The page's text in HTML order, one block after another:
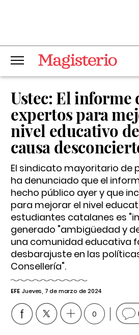
Ustec: El informe
expertos para
nivel educativo
causa
El sindicato mayoritario de
ha denunciado que el
hecho público ayer y que
para mejorar el nivel
estudiantes catalanes es
generado "ambigüedad y
una comunidad educativa
desbarajuste en las
Consellería".
EFE Jueves, 7 de marzo de 2024
0